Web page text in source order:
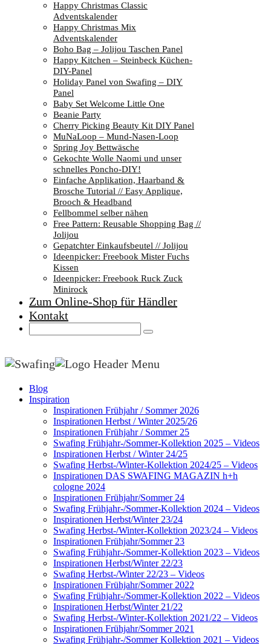
Happy Christmas Classic
Adventskalender
Happy Christmas Mix
Adventskalender
Boho Bag – Jolijou Taschen Panel
Happy Kitchen – Steinbeck Küchen-
DIY-Panel
Holiday Panel von Swafing – DIY
Panel
Baby Set Welcome Little One
Beanie Party
Cherry Picking Beauty Kit DIY Panel
MuNaLoop – Mund-Nasen-Loop
Spring Joy Bettwäsche
Gekochte Wolle Naomi und unser
schnelles Poncho-DIY!
Einfache Applikation, Haarband &
Brosche Tutorial // Easy Applique,
Brooch & Headband
Fellbommel selber nähen
Free Pattern: Reusable Shopping Bag //
Jolijou
Gepatchter Einkaufsbeutel // Jolijou
Ideenpicker: Freebook Mister Fuchs
Kissen
Ideenpicker: Freebook Ruck Zuck
Minirock
Zum Online-Shop für Händler
Kontakt
Blog
Inspiration
Inspirationen Frühjahr / Sommer 2026
Inspirationen Herbst / Winter 2025/26
Inspirationen Frühjahr / Sommer 25
Swafing Frühjahr-/Sommer-Kollektion 2025 – Videos
Inspirationen Herbst / Winter 24/25
Swafing Herbst-/Winter-Kollektion 2024/25 – Videos
Inspirationen DAS SWAFING MAGAZIN h+h
cologne 2024
Inspirationen Frühjahr/Sommer 24
Swafing Frühjahr-/Sommer-Kollektion 2024 – Videos
Inspirationen Herbst/Winter 23/24
Swafing Herbst-/Winter-Kollektion 2023/24 – Videos
Inspirationen Frühjahr/Sommer 23
Swafing Frühjahr-/Sommer-Kollektion 2023 – Videos
Inspirationen Herbst/Winter 22/23
Swafing Herbst-/Winter 22/23 – Videos
Inspirationen Frühjahr/Sommer 2022
Swafing Frühjahr-/Sommer-Kollektion 2022 – Videos
Inspirationen Herbst/Winter 21/22
Swafing Herbst-/Winter-Kollektion 2021/22 – Videos
Inspirationen Frühjahr/Sommer 2021
Swafing Frühjahr-/Sommer Kollektion 2021 – Videos